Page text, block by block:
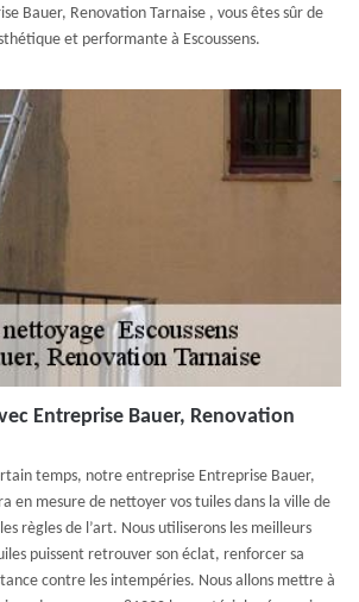
Bauer, Renovation Tarnaise , vous êtes sûr de
et performante à Escoussens.
Entreprise Bauer, Renovation
temps, notre entreprise Entreprise Bauer,
en mesure de nettoyer vos tuiles dans la ville de
règles de l’art. Nous utiliserons les meilleurs
puissent retrouver son éclat, renforcer sa
contre les intempéries. Nous allons mettre à